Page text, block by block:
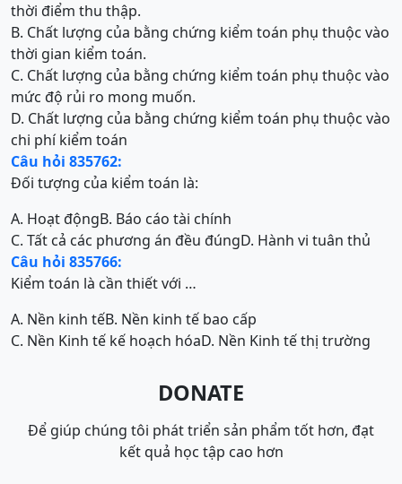
thời điểm thu thập.
B. Chất lượng của bằng chứng kiểm toán phụ thuộc vào
thời gian kiểm toán.
C. Chất lượng của bằng chứng kiểm toán phụ thuộc vào
mức độ rủi ro mong muốn.
D. Chất lượng của bằng chứng kiểm toán phụ thuộc vào
chi phí kiểm toán
Câu hỏi 835762:
Đối tượng của kiểm toán là:
A. Hoạt độngB. Báo cáo tài chính
C. Tất cả các phương án đều đúngD. Hành vi tuân thủ
Câu hỏi 835766:
Kiểm toán là cần thiết với …
A. Nền kinh tếB. Nền kinh tế bao cấp
C. Nền Kinh tế kế hoạch hóaD. Nền Kinh tế thị trường
DONATE
Để giúp chúng tôi phát triển sản phẩm tốt hơn, đạt
kết quả học tập cao hơn